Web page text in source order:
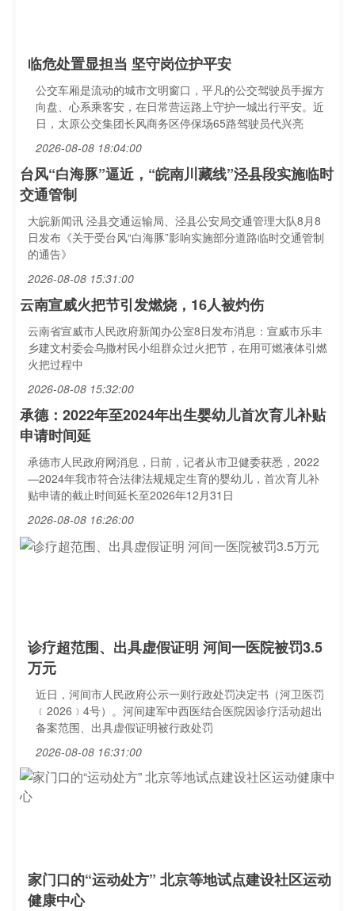
临危处置显担当 坚守岗位护平安
公交车厢是流动的城市文明窗口，平凡的公交驾驶员手握方
向盘、心系乘客安，在日常营运路上守护一城出行平安。近
日，太原公交集团长风商务区停保场65路驾驶员代兴亮
2026-08-08 18:04:00
台风“白海豚”逼近，“皖南川藏线”泾县段实施临时
交通管制
大皖新闻讯 泾县交通运输局、泾县公安局交通管理大队8月8
日发布《关于受台风“白海豚”影响实施部分道路临时交通管制
的通告》
2026-08-08 15:31:00
云南宣威火把节引发燃烧，16人被灼伤
云南省宣威市人民政府新闻办公室8日发布消息：宣威市乐丰
乡建文村委会乌撒村民小组群众过火把节，在用可燃液体引燃
火把过程中
2026-08-08 15:32:00
承德：2022年至2024年出生婴幼儿首次育儿补贴
申请时间延
承德市人民政府网消息，日前，记者从市卫健委获悉，2022
—2024年我市符合法律法规规定生育的婴幼儿，首次育儿补
贴申请的截止时间延长至2026年12月31日
2026-08-08 16:26:00
诊疗超范围、出具虚假证明 河间一医院被罚3.5
万元
近日，河间市人民政府公示一则行政处罚决定书（河卫医罚
﹝2026﹞4号）。河间建军中西医结合医院因诊疗活动超出
备案范围、出具虚假证明被行政处罚
2026-08-08 16:31:00
家门口的“运动处方” 北京等地试点建设社区运动
健康中心